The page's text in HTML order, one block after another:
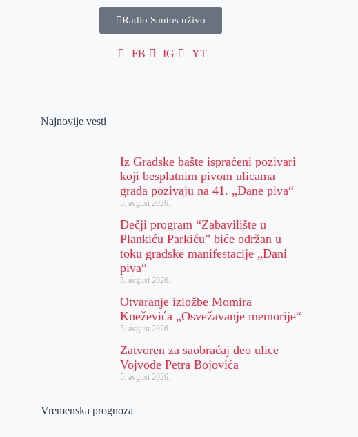
Radio Santos uživo
FB IG YT
Najnovije vesti
Iz Gradske bašte ispraćeni pozivari
koji besplatnim pivom ulicama
grada pozivaju na 41. „Dane piva“
5. avgust 2026.
Dečji program “Zabavilište u
Plankiću Parkiću” biće održan u
toku gradske manifestacije „Dani
piva“
5. avgust 2026.
Otvaranje izložbe Momira
Kneževića „Osvežavanje memorije“
5. avgust 2026.
Zatvoren za saobraćaj deo ulice
Vojvode Petra Bojovića
5. avgust 2026.
Vremenska prognoza